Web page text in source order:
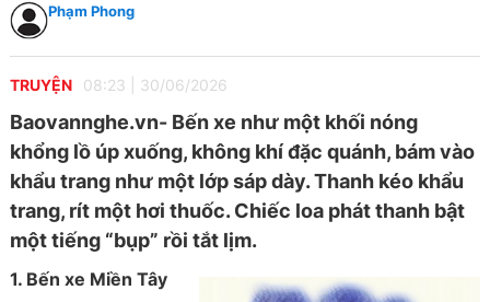
Phạm Phong
TRUYỆN 08:23 30/06/2026
Baovannghe.vn- Bến xe như một khối nóng
khổng lồ úp xuống, không khí đặc quánh, bám vào
khẩu trang như một lớp sáp dày. Thanh kéo khẩu
trang, rít một hơi thuốc. Chiếc loa phát thanh bật
một tiếng “bụp” rồi tắt lịm.
1. Bến xe Miền Tây